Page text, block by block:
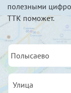
полезными
ТТК поможет.